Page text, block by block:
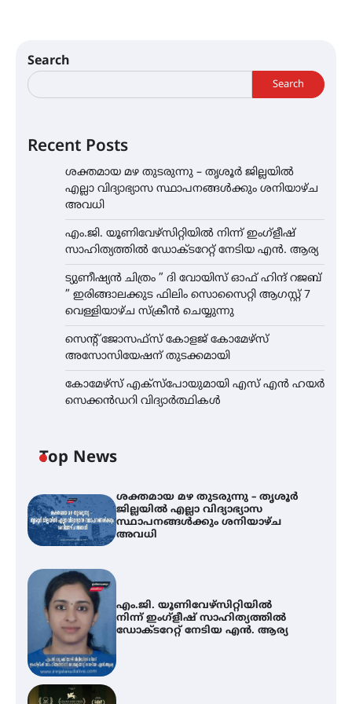
Search
Search
Recent Posts
ശക്തമായ മഴ തുടരുന്നു – തൃശൂർ ജില്ലയിൽ
എല്ലാ വിദ്യാഭ്യാസ സ്ഥാപനങ്ങൾക്കും ശനിയാഴ്ച
അവധി
എം.ജി. യൂണിവേഴ്‌സിറ്റിയിൽ നിന്ന് ഇംഗ്ളീഷ്
സാഹിത്യത്തിൽ ഡോക്ടറേറ്റ് നേടിയ എൻ. ആര്യ
ട്യുണീഷ്യൻ ചിത്രം ” ദി വോയിസ് ഓഫ് ഹിന്ദ് റജബ്
” ഇരിങ്ങാലക്കുട ഫിലിം സൊസൈറ്റി ആഗസ്റ്റ് 7
വെള്ളിയാഴ്ച സ്‌ക്രീൻ ചെയ്യുന്നു
സെന്റ് ജോസഫ്സ് കോളജ് കോമേഴ്‌സ്
അസോസിയേഷന് തുടക്കമായി
കോമേഴ്സ് എക്സ്പോയുമായി എസ് എൻ ഹയർ
സെക്കൻഡറി വിദ്യാർത്ഥികൾ
Top News
ശക്തമായ മഴ തുടരുന്നു – തൃശൂർ
ജില്ലയിൽ എല്ലാ വിദ്യാഭ്യാസ
സ്ഥാപനങ്ങൾക്കും ശനിയാഴ്ച
അവധി
എം.ജി. യൂണിവേഴ്‌സിറ്റിയിൽ
നിന്ന് ഇംഗ്ളീഷ് സാഹിത്യത്തിൽ
ഡോക്ടറേറ്റ് നേടിയ എൻ. ആര്യ